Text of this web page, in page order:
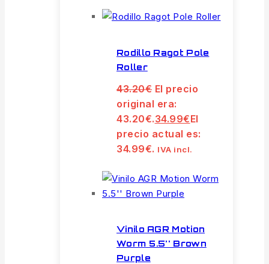
Rodillo Ragot Pole
Roller
43.20€ El precio
original era:
43.20€.34.99€El
precio actual es:
34.99€. IVA incl.
Vinilo AGR Motion
Worm 5.5'' Brown
Purple